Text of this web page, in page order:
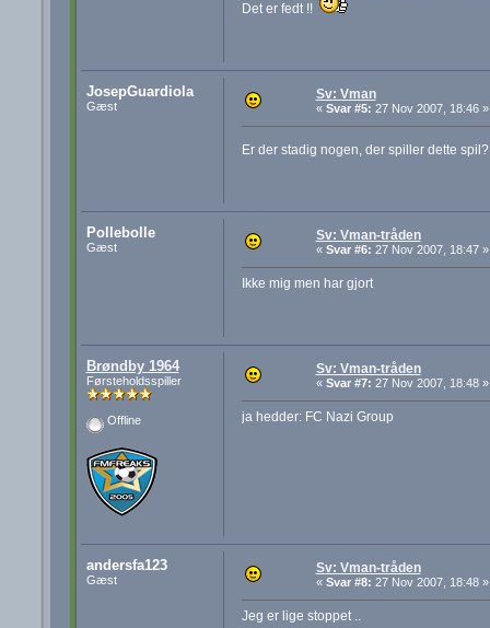
Det er fedt !!
JosepGuardiola
Gæst
Sv: Vman
« Svar #5: 27 Nov 2007, 18:46 »
Er der stadig nogen, der spiller dette
Pollebolle
Gæst
Sv: Vman-tråden
« Svar #6: 27 Nov 2007, 18:47 »
Ikke mig men har gjort
Brøndby 1964
Førsteholdsspiller
Offline
Sv: Vman-tråden
« Svar #7: 27 Nov 2007, 18:48 »
ja hedder: FC Nazi Group
andersfa123
Gæst
Sv: Vman-tråden
« Svar #8: 27 Nov 2007, 18:48 »
Jeg er lige stoppet ..